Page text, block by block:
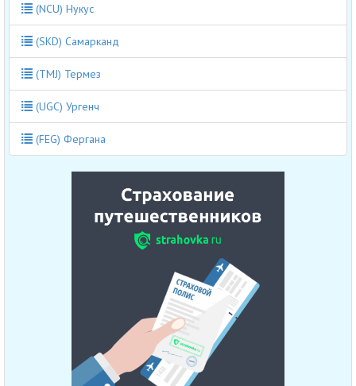
(NCU) Нукус
(SKD) Самарканд
(TMJ) Термез
(UGC) Ургенч
(FEG) Фергана